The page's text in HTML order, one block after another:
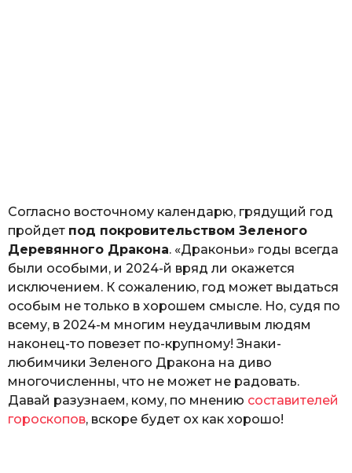
Согласно восточному календарю, грядущий год
пройдет под покровительством Зеленого
Деревянного Дракона. «Драконьи» годы всегда
были особыми, и 2024-й вряд ли окажется
исключением. К сожалению, год может выдаться
особым не только в хорошем смысле. Но, судя по
всему, в 2024-м многим неудачливым людям
наконец-то повезет по-крупному! Знаки-
любимчики Зеленого Дракона на диво
многочисленны, что не может не радовать.
Давай разузнаем, кому, по мнению составителей
гороскопов, вскоре будет ох как хорошо!